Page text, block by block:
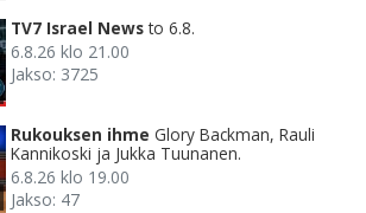
TV7 Israel News to 6.8.
6.8.26 klo 21.00
Jakso: 3725
Rukouksen ihme Glory Backman, Rauli
Kannikoski ja Jukka Tuunanen.
6.8.26 klo 19.00
Jakso: 47